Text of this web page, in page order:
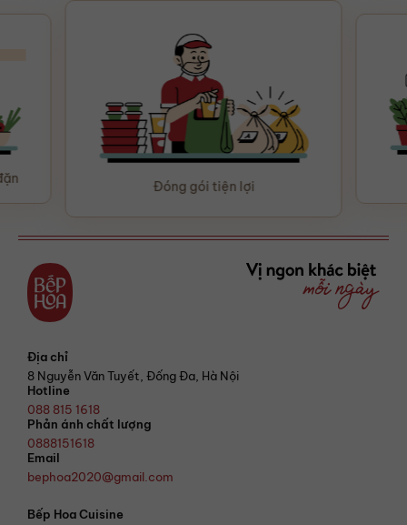
Chăm sóc tận tâm
Địa chỉ
8 Nguyễn Văn Tuyết, Đống Đa, Hà Nội
Hotline
088 815 1618
Phản ánh chất lượng
0888151618
Email
bephoa2020@gmail.com
Bếp Hoa Cuisine